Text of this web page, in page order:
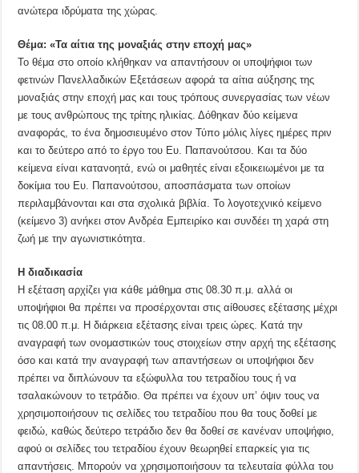
ανώτερα ιδρύματα της χώρας.
Θέμα: «Τα αίτια της μοναξιάς στην εποχή μας»
Το θέμα στο οποίο κλήθηκαν να απαντήσουν οι υποψήφιοι των
φετινών Πανελλαδικών Εξετάσεων αφορά τα αίτια αύξησης της
μοναξιάς στην εποχή μας και τους τρόπους συνεργασίας των νέων
με τους ανθρώπους της τρίτης ηλικίας. Δόθηκαν δύο κείμενα
αναφοράς, το ένα δημοσιευμένο στον Τύπο μόλις λίγες ημέρες πριν
και το δεύτερο από το έργο του Ευ. Παπανούτσου. Και τα δύο
κείμενα είναι κατανοητά, ενώ οι μαθητές είναι εξοικειωμένοι με τα
δοκίμια του Ευ. Παπανούτσου, αποσπάσματα των οποίων
περιλαμβάνονται και στα σχολικά βιβλία. Το λογοτεχνικό κείμενο
(κείμενο 3) ανήκει στον Ανδρέα Εμπειρίκο και συνδέει τη χαρά στη
ζωή με την αγωνιστικότητα.
Η διαδικασία
H εξέταση αρχίζει για κάθε μάθημα στις 08.30 π.μ. αλλά οι
υποψήφιοι θα πρέπει να προσέρχονται στις αίθουσες εξέτασης μέχρι
τις 08.00 π.μ. Η διάρκεια εξέτασης είναι τρεις ώρες. Κατά την
αναγραφή των ονομαστικών τους στοιχείων στην αρχή της εξέτασης
όσο και κατά την αναγραφή των απαντήσεων οι υποψήφιοι δεν
πρέπει να διπλώνουν τα εξώφυλλα του τετραδίου τους ή να
τσαλακώνουν το τετράδιο. Θα πρέπει να έχουν υπ’ όψιν τους να
χρησιμοποιήσουν τις σελίδες του τετραδίου που θα τους δοθεί με
φειδώ, καθώς δεύτερο τετράδιο δεν θα δοθεί σε κανέναν υποψήφιο,
αφού οι σελίδες του τετραδίου έχουν θεωρηθεί επαρκείς για τις
απαντήσεις. Μπορούν να χρησιμοποιήσουν τα τελευταία φύλλα του